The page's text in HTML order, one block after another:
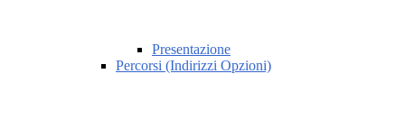
Presentazione
Percorsi (Indirizzi Opzioni)